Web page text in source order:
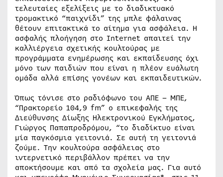
τελευταίες εξελίξεις με το διαδικτυακό
τρομακτικό “παιχνίδι” της μπλε φάλαινας
θέτουν επιτακτικά το αίτημα για ασφάλεια. Η
ασφαλής πλοήγηση στο Internet απαιτεί την
καλλιέργεια σχετικής κουλτούρας με
προγράμματα ενημέρωσης και εκπαίδευσης όχι
μόνο των παιδιών που είναι η πλέον ευάλωτη
ομάδα αλλά επίσης γονέων και εκπαιδευτικών.
Όπως τόνισε στο ραδιόφωνο του ΑΠΕ – ΜΠΕ,
“Πρακτορείο 104,9 fm” ο επικεφαλής της
Διεύθυνσης Δίωξης Ηλεκτρονικού Εγκλήματος,
Γιώργος Παπαπροδρόμου, “το διαδίκτυο είναι
μία παγκόσμια γειτονιά. Σε αυτή τη γειτονιά
ζούμε. Την κουλτούρα ασφάλειας στο
ιντερνετικό περιβάλλον πρέπει να την
αποκτήσουμε και από τα σχολεία μας. Για αυτό